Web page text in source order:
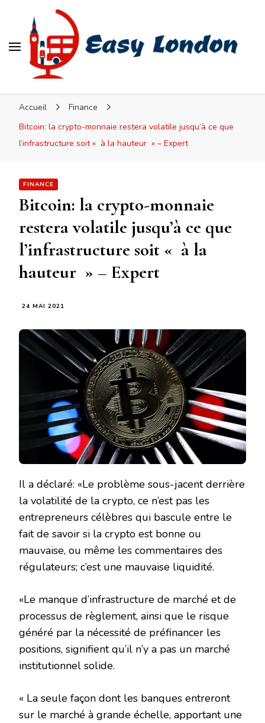
Accueil
Finance
Bitcoin: la crypto-monnaie restera volatile jusqu’à ce que
l’infrastructure soit « à la hauteur » – Expert
FINANCE
Bitcoin: la crypto-monnaie
restera volatile jusqu’à ce que
l’infrastructure soit « à la
hauteur » – Expert
24 MAI 2021
Il a déclaré: «Le problème sous-jacent derrière
la volatilité de la crypto, ce n’est pas les
entrepreneurs célèbres qui bascule entre le
fait de savoir si la crypto est bonne ou
mauvaise, ou même les commentaires des
régulateurs; c’est une mauvaise liquidité.
«Le manque d’infrastructure de marché et de
processus de règlement, ainsi que le risque
généré par la nécessité de préfinancer les
positions, signifient qu’il n’y a pas un marché
institutionnel solide.
« La seule façon dont les banques entreront
sur le marché à grande échelle, apportant une